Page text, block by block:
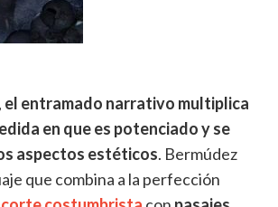
el entramado narrativo multiplica
en que es potenciado y se
aspectos estéticos. Bermúdez
que combina a la perfección